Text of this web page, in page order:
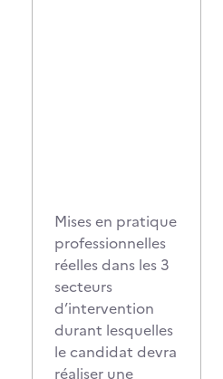
Mises en pratique
professionnelles
réelles dans les 3
secteurs
d’intervention
durant lesquelles
le candidat devra
réaliser une